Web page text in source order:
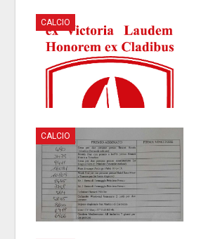
CALCIO
CALCIO